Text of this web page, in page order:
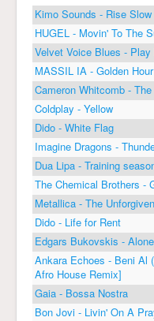
Kimo Sounds - Rise Slow
HUGEL - Movin' To The
Velvet Voice Blues -
MASSIL IA - Golden
Cameron Whitcomb - The
Coldplay - Yellow
Dido - White Flag
Imagine Dragons -
Dua Lipa - Training
The Chemical Brothers -
Metallica - The Unforgiven
Dido - Life for Rent
Edgars Bukovskis - Alone
Ankara Echoes - Beni Al
Afro House Remix]
Gaia - Bossa Nostra
Bon Jovi - Livin' On A